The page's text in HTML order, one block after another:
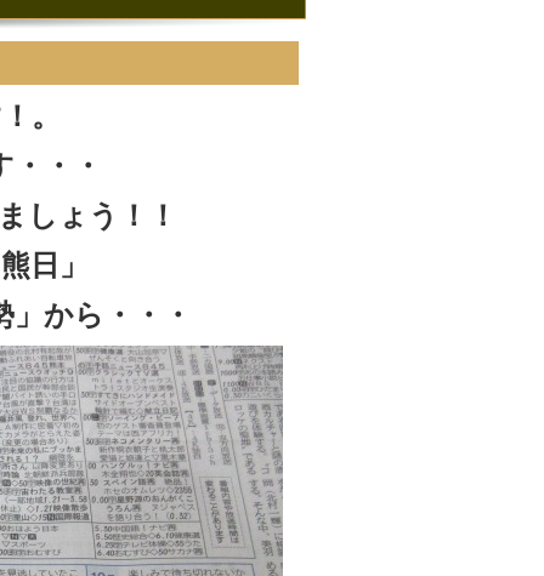
。
・・
しょう！！
日」
から・・・